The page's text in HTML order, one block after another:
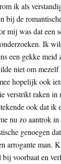
ik als
bij de
mij was dat een
Ik
een gekke meid
niet om
hopelijk ook
verstrikt raken in
ook dat ik
nu zo aantrok
genoegen
arrogante man.
bij voorbaat en